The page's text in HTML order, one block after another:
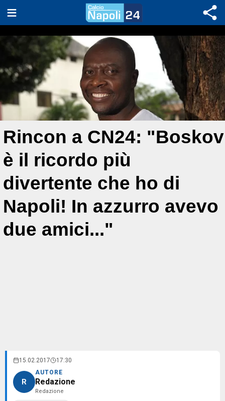
Rincon a CN24: "Boskov
è il ricordo più
divertente che ho di
Napoli! In azzurro avevo
due amici..."
15.02.2017 17:30
R
AUTORE
Redazione
Redazione